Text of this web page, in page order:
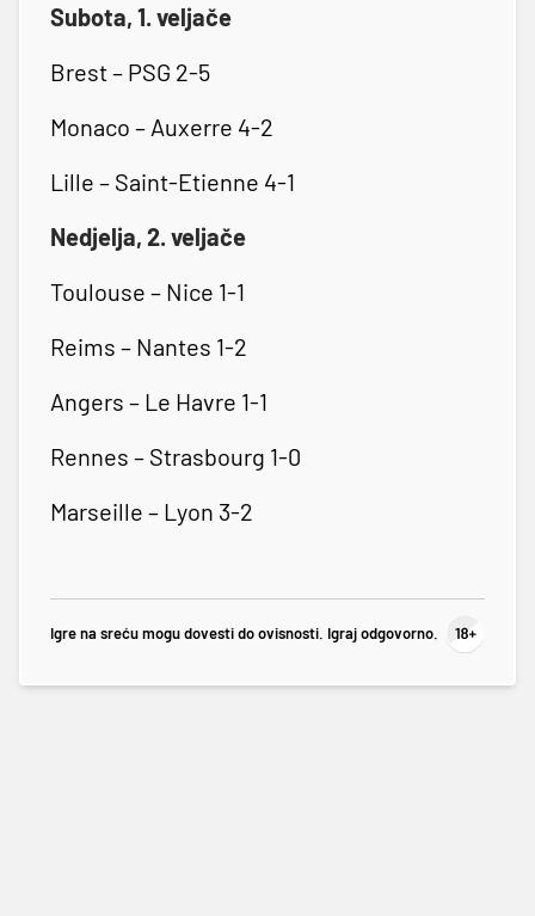
Subota, 1. veljače
Brest – PSG 2-5
Monaco – Auxerre 4-2
Lille – Saint-Etienne 4-1
Nedjelja, 2. veljače
Toulouse – Nice 1-1
Reims – Nantes 1-2
Angers – Le Havre 1-1
Rennes – Strasbourg 1-0
Marseille – Lyon 3-2
Igre na sreću mogu dovesti do ovisnosti. Igraj odgovorno.